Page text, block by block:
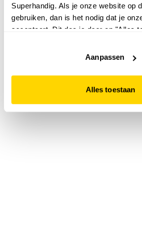
Superhandig. Als je onze website op
gebruiken, dan is het nodig dat je
accepteert. Dit doe je door op "Alles
website niet optimaal functioneert.
Aanpassen
Alles toestaan